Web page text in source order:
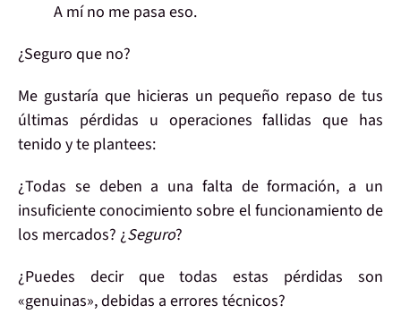
A mí no me pasa eso.
¿Seguro que no?
Me gustaría que hicieras un pequeño repaso de tus
últimas pérdidas u operaciones fallidas que has
tenido yte plantees:
¿Todas se deben a una falta de formación, a un
insuficiente conocimiento sobre el funcionamiento de
los mercados? ¿Seguro?
¿Puedes decir que todas estas pérdidas son
«genuinas», debidas a errores técnicos?